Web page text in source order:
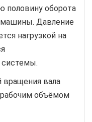
половину оборота
машины. Давление
нагрузкой на
системы.
вращения вала
объёмом